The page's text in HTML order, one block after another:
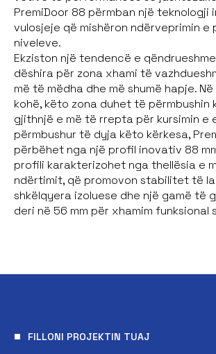
PremiDoor 88 përmban një teknologji
vulosjeje që mishëron ndërveprimin e
niveleve.
Ekziston një tendencë e
dëshira për zona xhami të
më të mëdha dhe më shumë hapje.
kohë, këto zona duhet të përmbushin
gjithnjë e më të rrepta për kursimin e
përmbushur të dyja këto kërkesa,
përbëhet nga një profil inovativ 88
profili karakterizohet nga thellësia e
ndërtimit, që promovon stabilitet të
shkëlqyera izoluese dhe një gamë të
deri në 56 mm për xhamim funksional
FILLONI PROJEKTIN TUAJ